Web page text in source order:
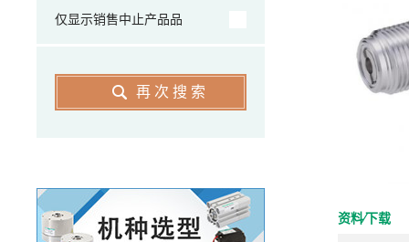
资料⁄下载
仅显示销售中止产品品
再次搜索